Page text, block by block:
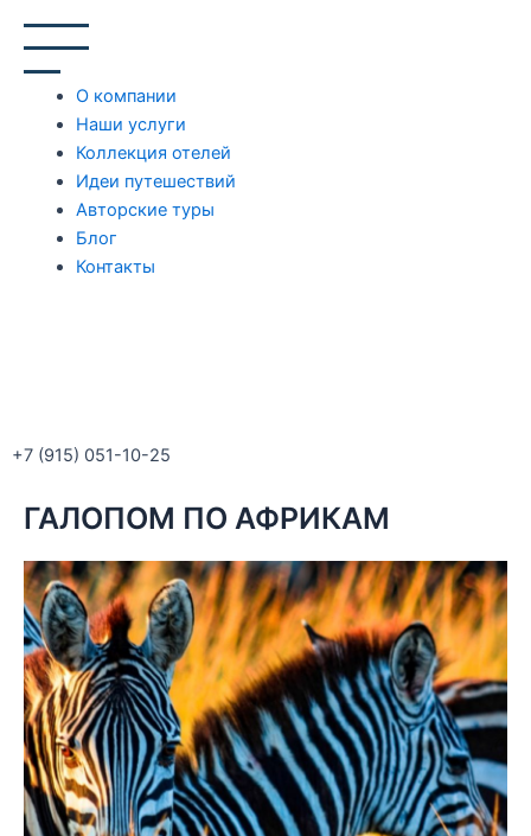
содержимому
О компании
Наши услуги
Коллекция отелей
Идеи путешествий
Авторские туры
Блог
Контакты
+7 (915) 051-10-25
ГАЛОПОМ ПО АФРИКАМ